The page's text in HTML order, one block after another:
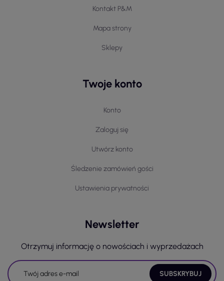
Kontakt P&M
Mapa strony
Sklepy
Twoje konto
Konto
Zaloguj się
Utwórz konto
Śledzenie zamówień gości
Ustawienia prywatności
Newsletter
Otrzymuj informację o nowościach i wyprzedażach